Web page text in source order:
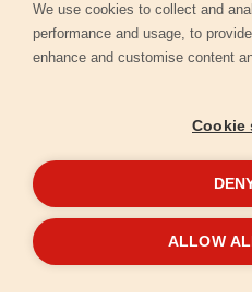
extol.hu-
Garancia regisztráció
We use cookies to collect and
performance and usage, to
enhance and customise content
Cookie
ALLOW